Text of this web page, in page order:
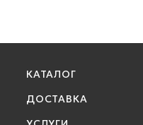
КАТАЛОГ
ДОСТАВКА